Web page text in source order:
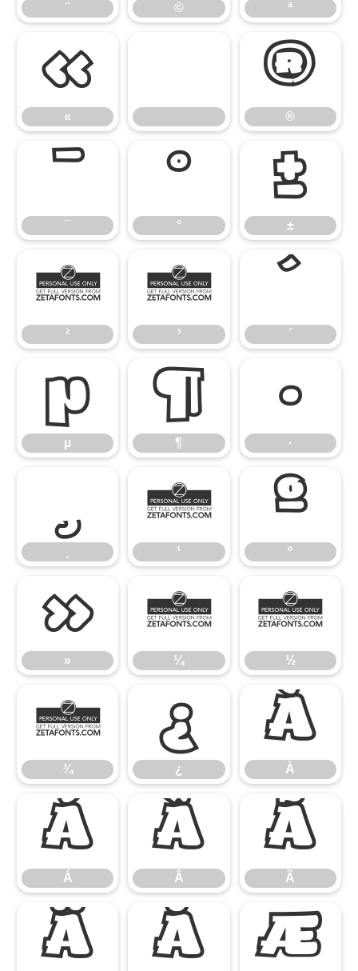
¨ © ª
«
«
®
®
¯
¯
°
°
±
±
²
²
³
³
´
´
µ
µ
¶
¶
·
·
¸ ¹
¹
º
º
»
»
¼
¼
½
½
¾
¾
¿
¿
À
À
Á
Á
Â
Â
Ã
Ã
Ä Å Æ